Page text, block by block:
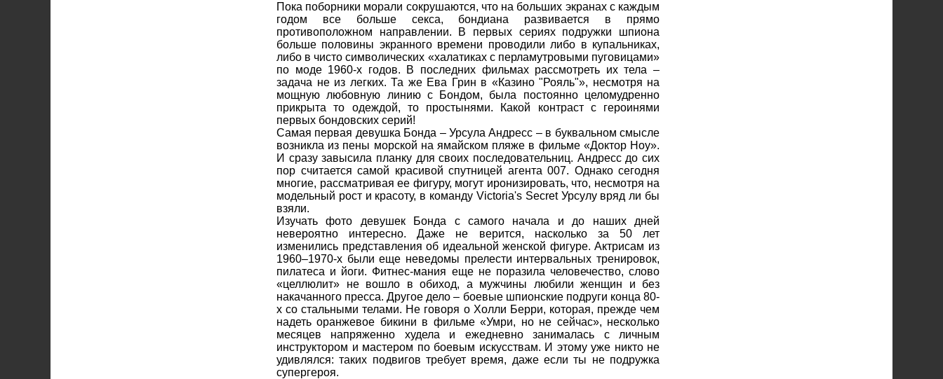
Пока поборники морали сокрушаются, что на больших экранах с каждым
годом все больше секса, бондиана развивается в прямо
противоположном направлении. В первых сериях подружки шпиона
больше половины экранного времени проводили либо в купальниках,
либо в чисто символических «халатиках с перламутровыми пуговицами»
по моде 1960-х годов. В последних фильмах рассмотреть их тела –
задача не из легких. Та же Ева Грин в «Казино "Рояль"», несмотря на
мощную любовную линию с Бондом, была постоянно целомудренно
прикрыта то одеждой, то простынями. Какой контраст с героинями
первых бондовских серий!
Самая первая девушка Бонда – Урсула Андресс – в буквальном смысле
возникла из пены морской на ямайском пляже в фильме «Доктор Ноу».
И сразу завысила планку для своих последовательниц. Андресс до сих
пор считается самой красивой спутницей агента 007. Однако сегодня
многие, рассматривая ее фигуру, могут иронизировать, что, несмотря на
модельный рост и красоту, в команду Victoria's Secret Урсулу вряд ли бы
взяли.
Изучать фото девушек Бонда с самого начала и до наших дней
невероятно интересно. Даже не верится, насколько за 50 лет
изменились представления об идеальной женской фигуре. Актрисам из
1960–1970-х были еще неведомы прелести интервальных тренировок,
пилатеса и йоги. Фитнес-мания еще не поразила человечество, слово
«целлюлит» не вошло в обиход, а мужчины любили женщин и без
накачанного пресса. Другое дело – боевые шпионские подруги конца 80-
х со стальными телами. Не говоря о Холли Берри, которая, прежде чем
надеть оранжевое бикини в фильме «Умри, но не сейчас», несколько
месяцев напряженно худела и ежедневно занималась с личным
инструктором и мастером по боевым искусствам. И этому уже никто не
удивлялся: таких подвигов требует время, даже если ты не подружка
супергероя.